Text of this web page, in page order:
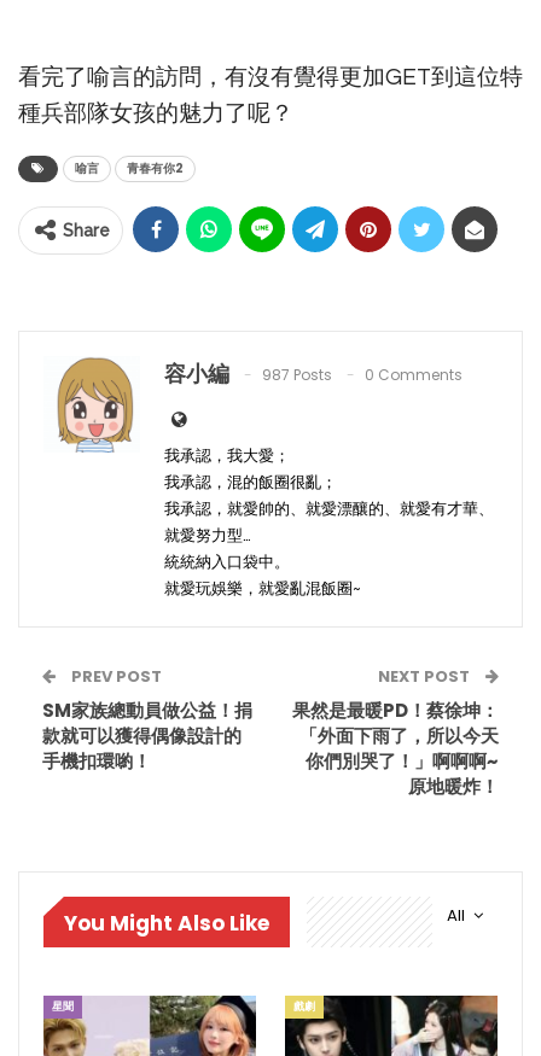
看完了喻言的訪問，有沒有覺得更加GET到這位特
種兵部隊女孩的魅力了呢？
喻言 青春有你2
Share
容小編 987 Posts 0 Comments
我承認，我大愛；
我承認，混的飯圈很亂；
我承認，就愛帥的、就愛漂釀的、就愛有才華、
就愛努力型…
統統納入口袋中。
就愛玩娛樂，就愛亂混飯圈~
PREV POST
SM家族總動員做公益！捐
款就可以獲得偶像設計的
手機扣環喲！
NEXT POST
果然是最暖PD！蔡徐坤：
「外面下雨了，所以今天
你們別哭了！」啊啊啊~
原地暖炸！
All
You Might Also Like
星聞 戲劇